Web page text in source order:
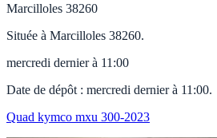
Marcilloles 38260
Située à Marcilloles 38260.
mercredi dernier à 11:00
Date de dépôt : mercredi dernier à 11:00.
Quad kymco mxu 300-2023
Quad kymco mxu 300-2023